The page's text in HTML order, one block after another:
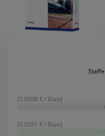
(0.0098 € / Blatt)
(0.0091 € / Blatt)